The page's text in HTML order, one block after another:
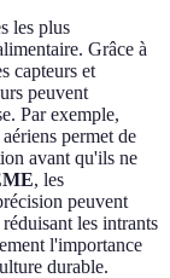
les plus
Grâce à
capteurs et
peuvent
Par exemple,
permet de
avant qu'ils ne
, les
peuvent
les intrants
l'importance
durable.